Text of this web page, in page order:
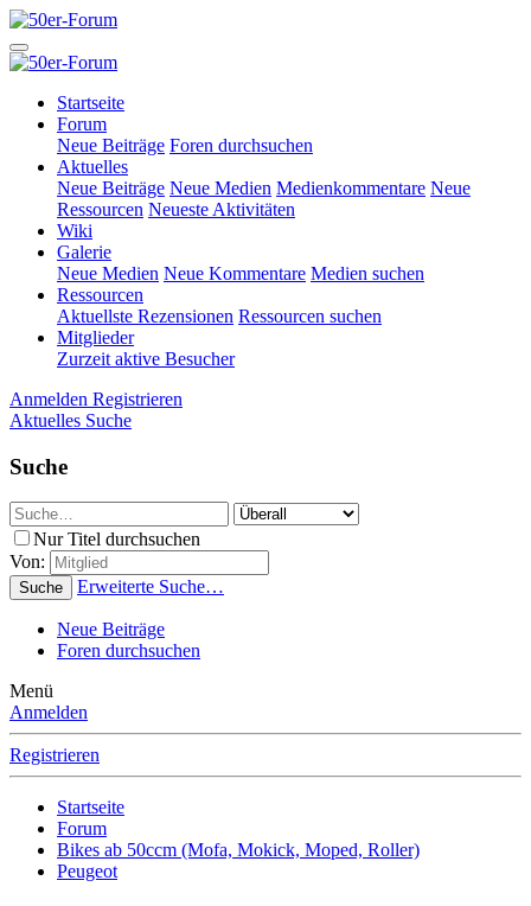
Startseite
Forum
Neue Beiträge Foren durchsuchen
Aktuelles
Neue Beiträge Neue Medien Medienkommentare Neue
Ressourcen Neueste Aktivitäten
Wiki
Galerie
Neue Medien Neue Kommentare Medien suchen
Ressourcen
Aktuellste Rezensionen Ressourcen suchen
Mitglieder
Zurzeit aktive Besucher
Anmelden Registrieren
Aktuelles Suche
Suche
Nur Titel durchsuchen
Von:
Suche Erweiterte Suche…
Neue Beiträge
Foren durchsuchen
Menü
Anmelden
Registrieren
Startseite
Forum
Bikes ab 50ccm (Mofa, Mokick, Moped, Roller)
Peugeot